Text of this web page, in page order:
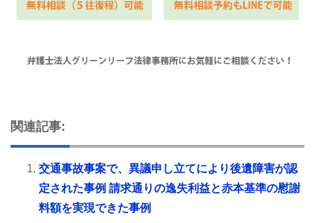
関連記事:
交通事故事案で、異議申し立てにより後遺障害が認
定された事例 請求通りの逸失利益と赤本基準の慰謝
料額を実現できた事例